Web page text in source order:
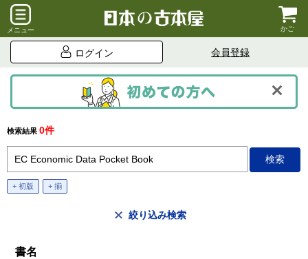
メニュー かご
ログイン 会員登録
検索結果 0件
+ 初版 + 揃
絞り込み検索
書名